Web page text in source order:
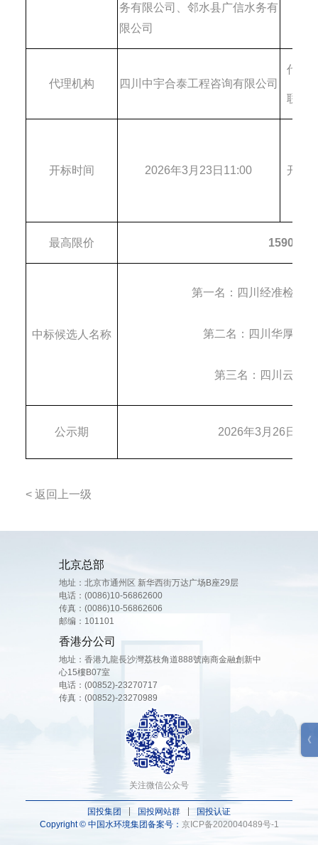
务有限公司、邻水县广信水务有
限公司
代理机构 四川中宇合泰工程咨询有限公司
代理
联系
开标时间 2026年3 月 23 日 11:00 开标
最高限价
中标候选人名称
第一名： 四川经准检验
第二名： 四川华厚天
第三名： 四川云检
公示期 2026年3 月 26 日
< 返回上一级
北京总部
地址：北京市通州区 新华西街万达广场B座29层
电话： (0086)10-56862600
传真：(0086)10-56862606
邮编：101101
香港分公司
地址：香港九龍⻑沙灣荔枝⾓道888號南商⾦融創新中
⼼15樓B07室
电话： (00852)-23270717
传真：(00852)-23270989
关注微信公众号
国投集团 国投网站群
国投认证
Copyright © 中国水环境集团备案号： 京ICP备2020040489号-1